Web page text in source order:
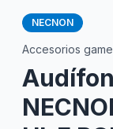
NECNON
Accesorios